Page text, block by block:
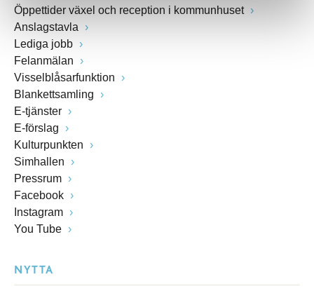
Öppettider växel och reception i kommunhuset
Anslagstavla
Lediga jobb
Felanmälan
Visselblåsarfunktion
Blankettsamling
E-tjänster
E-förslag
Kulturpunkten
Simhallen
Pressrum
Facebook
Instagram
You Tube
NYTTA